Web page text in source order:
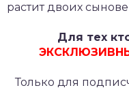
растит двоих
Для тех
Только для